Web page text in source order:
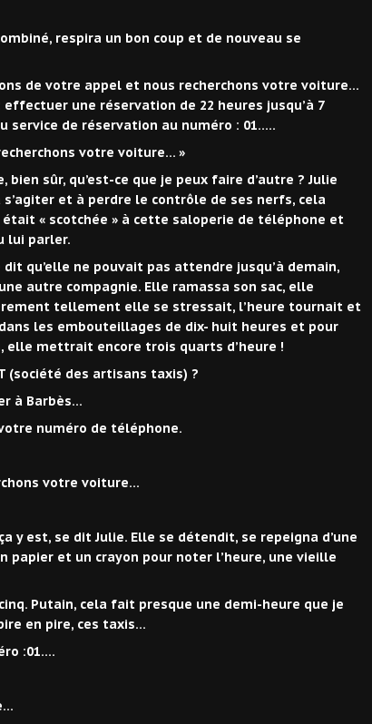
respira un bon coup et de nouveau se
de votre appel et nous recherchons votre voiture…
effectuer une réservation de 22 heures jusqu’à 7
service de réservation au numéro : 01…..
votre voiture… »
bien sûr, qu’est-ce que je peux faire d’autre ? Julie
et à perdre le contrôle de ses nerfs, cela
« scotchée » à cette saloperie de téléphone et
lui parler.
qu’elle ne pouvait pas attendre jusqu’à demain,
autre compagnie. Elle ramassa son sac, elle
tellement elle se stressait, l’heure tournait et
les embouteillages de dix- huit heures et pour
elle mettrait encore trois quarts d’heure !
(société des artisans taxis) ?
à Barbès…
numéro de téléphone.
votre voiture…
y est, se dit Julie. Elle se détendit, se repeigna d’une
papier et un crayon pour noter l’heure, une vieille
Putain, cela fait presque une demi-heure que je
en pire, ces taxis…
:01….